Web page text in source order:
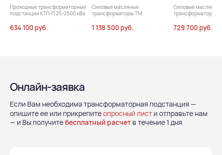
Проходные трансформаторные
подстанции КТП-П 25-2500 кВа
634 100 руб.
Силовые масляные
трансформаторы ТМ
1 138 500 руб.
Силовые масляные
трансформаторы
729 700 руб.
Онлайн-заявка
Если Вам необходима трансформаторная подстанция —
опишите ее или прикрепитеопросный лист и отправьте нам
— и Вы получитебесплатный расчет в течение 1 дня